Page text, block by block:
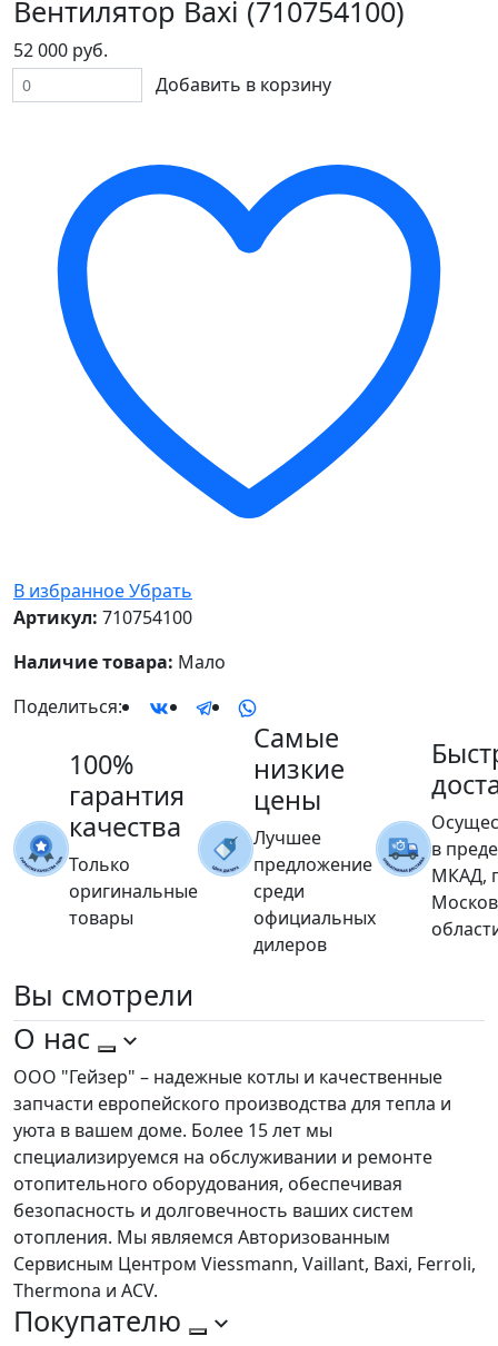
Вентилятор Baxi (710754100)
52 000 руб.
Добавить в корзину
В избранноеУбрать
Артикул: 710754100
Наличие товара: Мало
Поделиться:
100%
гарантия
качества
Только
оригинальные
товары
Самые
низкие
цены
Лучшее
предложение
среди
официальных
дилеров
в
МКАД,
Вы смотрели
О нас
ООО "Гейзер" – надежные котлы и качественные
запчасти европейского производства для тепла и
уюта в вашем доме. Более 15 лет мы
специализируемся на обслуживании и ремонте
отопительного оборудования, обеспечивая
безопасность и долговечность ваших систем
отопления. Мы являемся Авторизованным
Сервисным Центром Viessmann, Vaillant, Baxi, Ferroli,
Thermona и ACV.
Покупателю